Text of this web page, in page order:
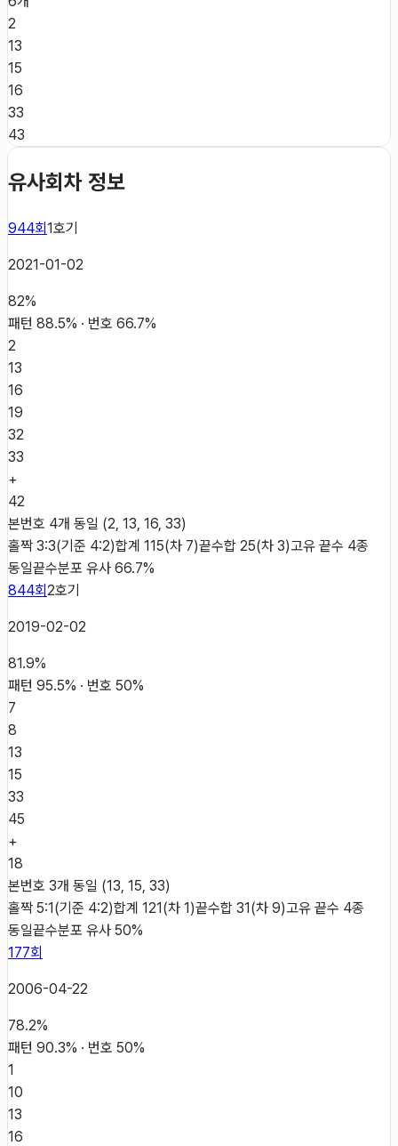
2
13
15
16
33
43
유사회차 정보
944회1호기
2021-01-02
82%
패턴 88.5% · 번호 66.7%
2
13
16
19
32
33
+
42
본번호 4개 동일 (2, 13, 16, 33)
홀짝 3:3(기준 4:2)합계 115(차 7)끝수합 25(차 3)고유 끝수 4종
동일끝수분포 유사 66.7%
844회2호기
2019-02-02
81.9%
패턴 95.5% · 번호 50%
7
8
13
15
33
45
+
18
본번호 3개 동일 (13, 15, 33)
홀짝 5:1(기준 4:2)합계 121(차 1)끝수합 31(차 9)고유 끝수 4종
동일끝수분포 유사 50%
177회
2006-04-22
78.2%
패턴 90.3% · 번호 50%
1
10
13
16